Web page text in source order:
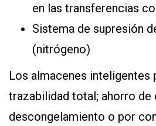
en las transferencias
Sistema de supresión
(nitrógeno)
Los almacenes inteligentes
trazabilidad total; ahorro de
descongelamiento o por